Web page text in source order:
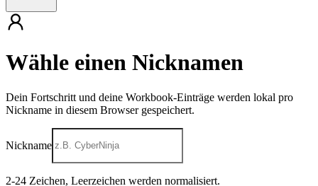
Wähle einen Nicknamen
Dein Fortschritt und deine Workbook-Einträge werden lokal pro
Nickname in diesem Browser gespeichert.
Nickname
2-24 Zeichen, Leerzeichen werden normalisiert.